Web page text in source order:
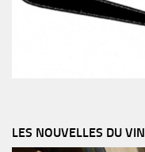
LES NOUVELLES DU VIN